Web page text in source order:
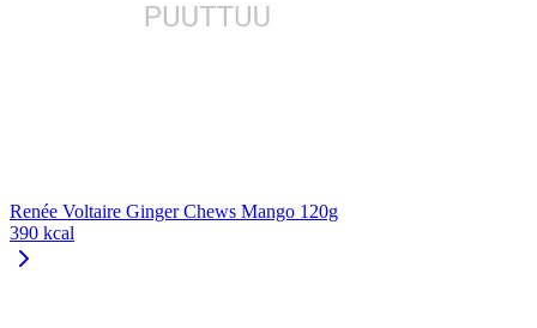
Renée Voltaire Ginger Chews Mango 120g
390 kcal